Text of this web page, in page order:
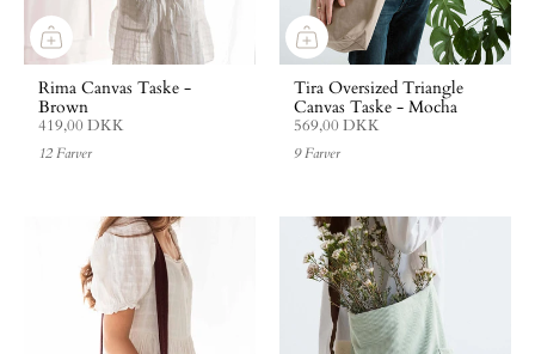
Rima Canvas Taske -
Brown
419,00 DKK
12 Farver
Tira Oversized Triangle
Canvas Taske - Mocha
569,00 DKK
9 Farver